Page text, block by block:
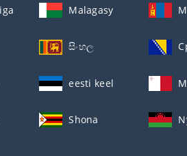
Malagasy
සිංහල
eesti keel
Shona